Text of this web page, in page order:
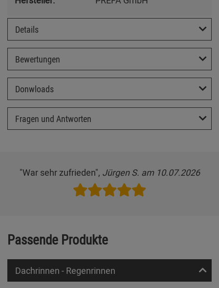
Details
Bewertungen
Donwloads
Fragen und Antworten
"War sehr zufrieden", Jürgen S. am 10.07.2026
Passende Produkte
Dachrinnen - Regenrinnen